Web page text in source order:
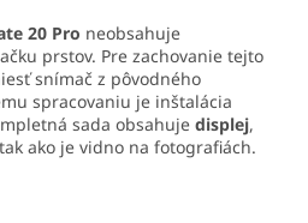
20 Pro neobsahuje
prstov. Pre zachovanie tejto
snímač z pôvodného
spracovaniu je inštalácia
sada obsahuje displej,
ako je vidno na fotografiách.